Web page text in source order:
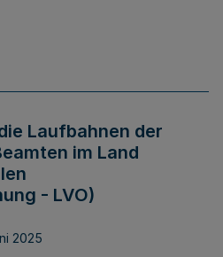
Laufbahnen der
im Land
- LVO)
2025